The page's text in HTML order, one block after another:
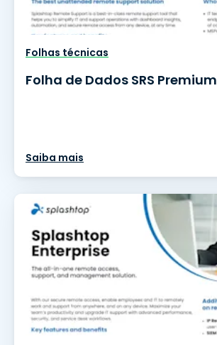
Folhas técnicas
Folha de Dados SRS Premium
Saiba mais